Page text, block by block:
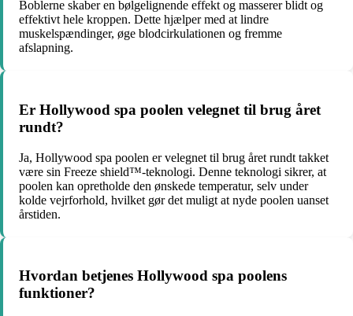
Boblerne skaber en bølgelignende effekt og masserer blidt og
effektivt hele kroppen. Dette hjælper med at lindre
muskelspændinger, øge blodcirkulationen og fremme
afslapning.
Er Hollywood spa poolen velegnet til brug året
rundt?
Ja, Hollywood spa poolen er velegnet til brug året rundt takket
være sin Freeze shield™-teknologi. Denne teknologi sikrer, at
poolen kan opretholde den ønskede temperatur, selv under
kolde vejrforhold, hvilket gør det muligt at nyde poolen uanset
årstiden.
Hvordan betjenes Hollywood spa poolens
funktioner?